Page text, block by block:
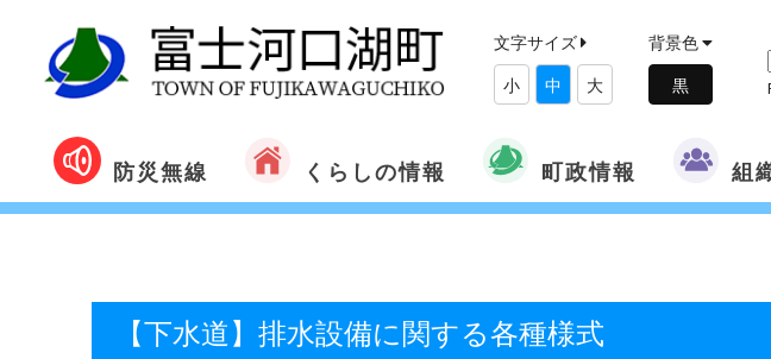
文字サイズ
小 中 大
背景色
防災無線 くらしの情報 町政情報 組
【下水道】排水設備に関する各種様式